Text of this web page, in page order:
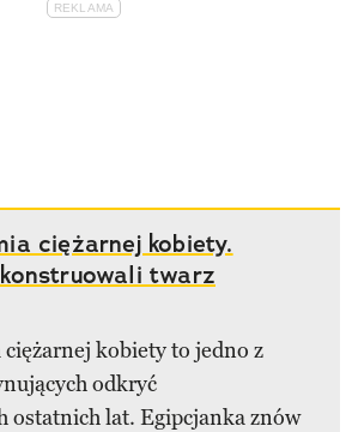
ciężarnej kobiety.
twarz
kobiety to jedno z
odkryć
ostatnich lat. Egipcjanka znów